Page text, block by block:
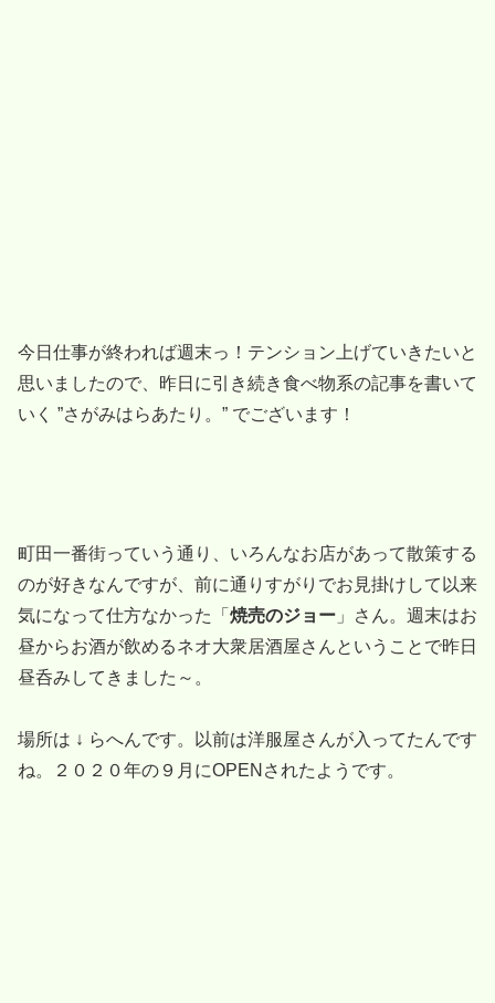
今日仕事が終われば週末っ！テンション上げていきたいと
思いましたので、昨日に引き続き食べ物系の記事を書いて
いく ”さがみはらあたり。” でございます！
町田一番街っていう通り、いろんなお店があって散策する
のが好きなんですが、前に通りすがりでお見掛けして以来
気になって仕方なかった「 焼売のジョー 」さん。週末はお
昼からお酒が飲めるネオ大衆居酒屋さんということで昨日
昼呑みしてきました～。
場所は ↓ らへんです。以前は洋服屋さんが入ってたんです
ね。２０２０年の９月にOPENされたようです。